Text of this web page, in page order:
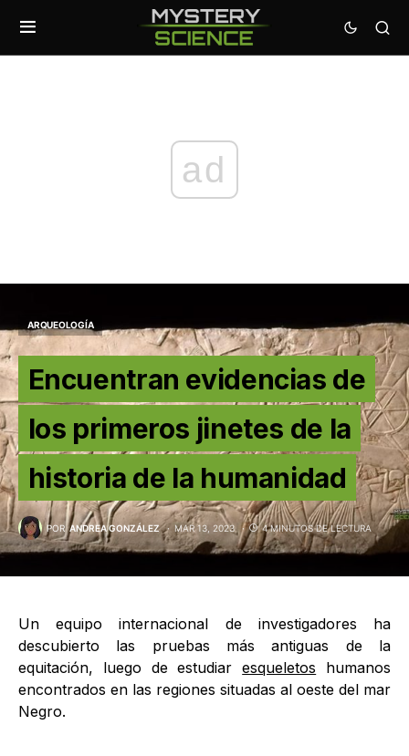
ad
ARQUEOLOGÍA
Encuentran evidencias de
los primeros jinetes de la
historia de la humanidad
POR ANDREA GONZÁLEZ MAR 13, 2023 4 MINUTOS DE LECTURA
Un equipo internacional de investigadores ha
descubierto las pruebas más antiguas de la
equitación, luego de estudiaresqueletos humanos
encontrados en las regiones situadas al oeste del mar
Negro.